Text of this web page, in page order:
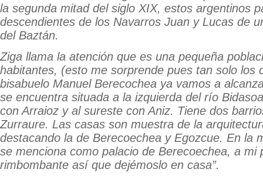
la segunda mitad del siglo XIX, estos argentinos
descendientes de los Navarros Juan y Lucas de
del Baztán.
Ziga llama la atención que es una pequeña
habitantes, (esto me sorprende pues tan solo los
bisabuelo Manuel Berecochea ya vamos a
se encuentra situada a la izquierda del río
con Arraioz y al sureste con Aniz. Tiene dos
Zurraure. Las casas son muestra de la
destacando la de Berecoechea y Egozcue. En la
se menciona como palacio de Berecoechea, a mi
rimbombante así que dejémoslo en casa”.